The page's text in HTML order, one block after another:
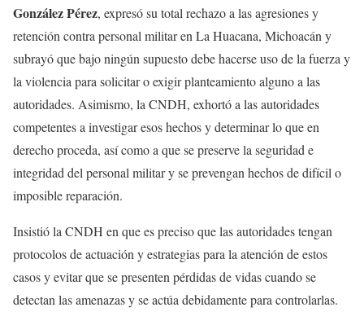
González Pérez, expresó su total rechazo a las agresiones y
retención contra personal militar en La Huacana, Michoacán y
subrayó que bajo ningún supuesto debe hacerse uso de la fuerza y
la violencia para solicitar o exigir planteamiento alguno a las
autoridades. Asimismo, la CNDH, exhortó a las autoridades
competentes a investigar esos hechos y determinar lo que en
derecho proceda, así como a que se preserve la seguridad e
integridad del personal militar y se prevengan hechos de difícil o
imposible reparación.
Insistió la CNDH en que es preciso que las autoridades tengan
protocolos de actuación y estrategias para la atención de estos
casos y evitar que se presenten pérdidas de vidas cuando se
detectan las amenazas y se actúa debidamente para controlarlas.